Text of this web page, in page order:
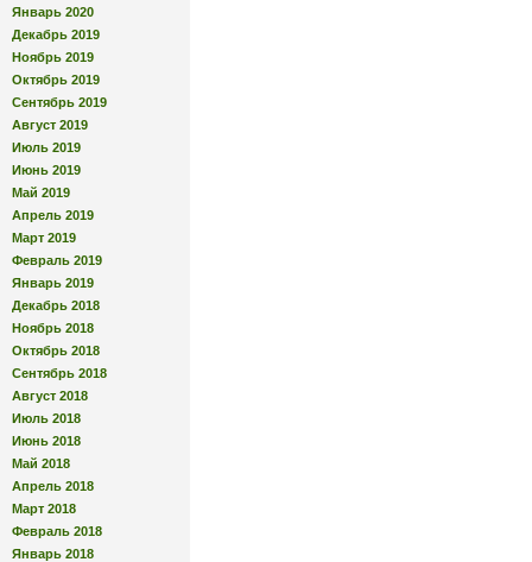
Январь 2020
Декабрь 2019
Ноябрь 2019
Октябрь 2019
Сентябрь 2019
Август 2019
Июль 2019
Июнь 2019
Май 2019
Апрель 2019
Март 2019
Февраль 2019
Январь 2019
Декабрь 2018
Ноябрь 2018
Октябрь 2018
Сентябрь 2018
Август 2018
Июль 2018
Июнь 2018
Май 2018
Апрель 2018
Март 2018
Февраль 2018
Январь 2018